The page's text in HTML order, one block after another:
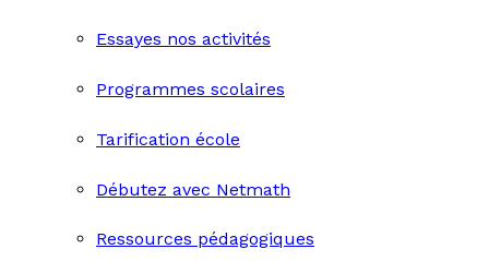
Essayes nos activités
Programmes scolaires
Tarification école
Débutez avec Netmath
Ressources pédagogiques